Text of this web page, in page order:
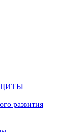
развития